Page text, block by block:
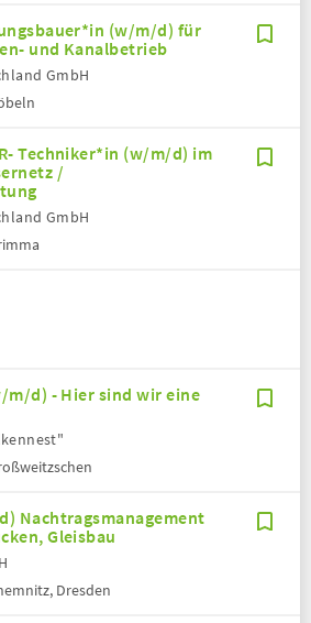
(w/m/d) für
und Kanalbetrieb
GmbH
Techniker*in (w/m/d) im
/
GmbH
m/d) - Hier sind wir eine
Nachtragsmanagement
Gleisbau
Dresden